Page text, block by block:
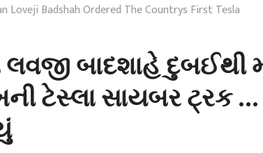
Loveji Badshah Ordered The Countrys First Tesla
બાદશાહે દુબઈથી
ટેસ્લા સાયબર ટ્રક …